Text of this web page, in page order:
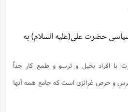
حضرت على(علیه السلام) به
با افراد بخیل و ترسو و طمع کار جداً
ترس و حرص غرائزى است که جامع همه آنها